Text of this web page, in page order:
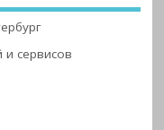
сервисов